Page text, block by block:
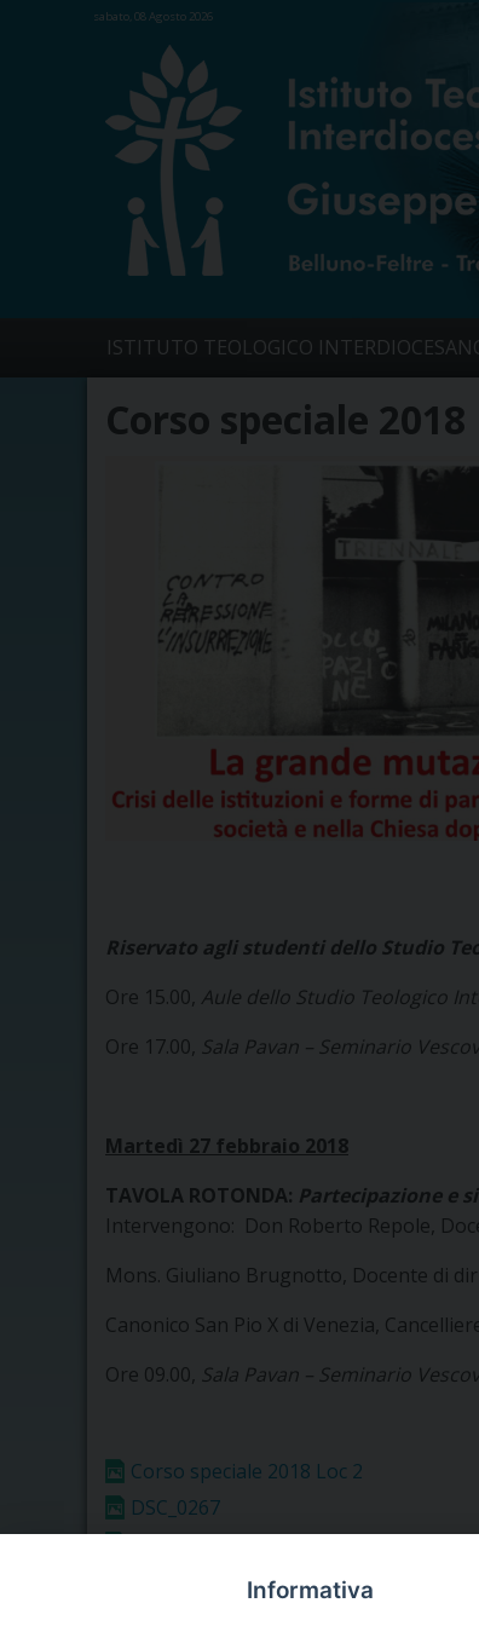
sabato, 08 Agosto 2026
ISTITUTO TEOLOGICO
Corso speciale 2018
Riservato agli studenti dello Studio
Ore 15.00, Aule dello Studio Teologico
Ore 17.00, Sala Pavan – Seminario
Martedì 27 febbraio 2018
TAVOLA ROTONDA: Partecipazione e
Intervengono: Don Roberto Repole,
Mons. Giuliano Brugnotto, Docente di
Canonico San Pio X di Venezia,
Ore 09.00, Sala Pavan – Seminario
Corso speciale 2018 Loc 2
DSC_0267
Informativa